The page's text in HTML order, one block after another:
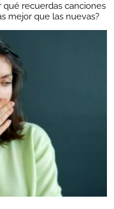
qué recuerdas canciones
mejor que las nuevas?